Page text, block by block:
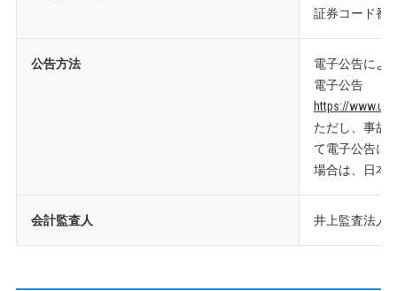
証券コード番
公告方法
電子公告によ
電子公告
https://
ただし、事故
て電子公告に
場合は、日本
会計監査人 井上監査法人